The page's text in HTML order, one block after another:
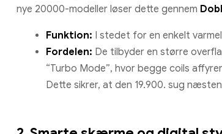
nye 20000-modeller løser dette gennem
Funktion: I stedet for en enkelt
Fordelen: De tilbyder en større
“Turbo Mode”, hvor begge coils
Dette sikrer, at den 19.900. sug